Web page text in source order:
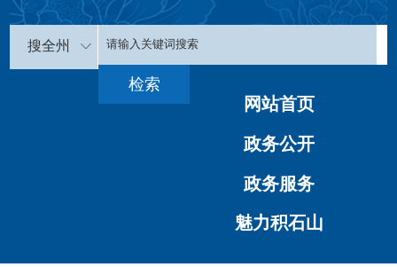
搜全州
网站首页
政务公开
政务服务
魅力积石山